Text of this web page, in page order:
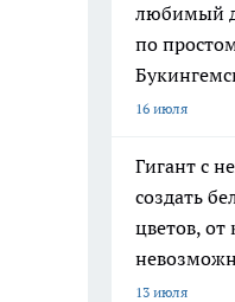
любимый
по
16 июля
Гигант с
создать
цветов, от
13 июля